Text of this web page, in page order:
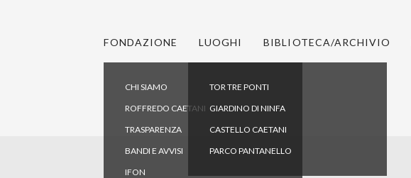
FONDAZIONE
CHI SIAMO
ROFFREDO CAETANI
TRASPARENZA
BANDI E AVVISI
IFON
LUOGHI
TOR TRE PONTI
GIARDINO DI NINFA
CASTELLO CAETANI
PARCO PANTANELLO
BIBLIOTECA/ARCHIVIO